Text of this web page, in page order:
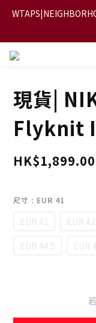
【FLASH
【立即加入會員
【FLASH
現貨|
Flyknit
HK$1,899.00
尺寸 : EUR 41
EUR 41 EUR 42
EUR 44.5
EUR